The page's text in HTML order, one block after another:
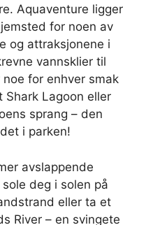
Aquaventure ligger
for noen av
og attraksjonene i
vannsklier til
for enhver smak
Shark Lagoon eller
sprang – den
i parken!
avslappende
deg i solen på
eller ta et
River – en svingete